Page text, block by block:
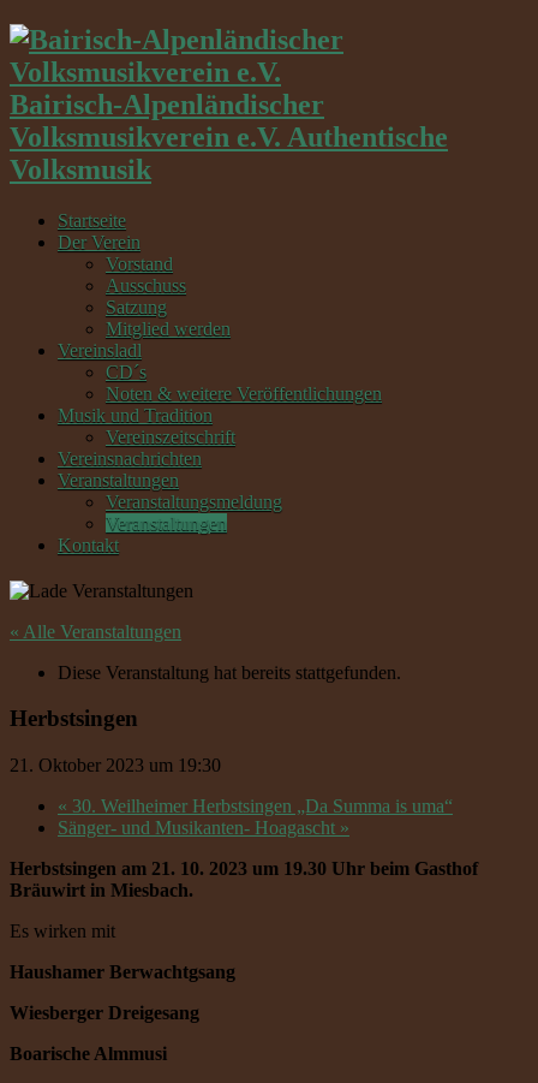
Bairisch-Alpenländischer
Volksmusikverein e.V. Authentische
Volksmusik
Startseite
Der Verein
Vorstand
Ausschuss
Satzung
Mitglied werden
Vereinsladl
CD´s
Noten & weitere Veröffentlichungen
Musik und Tradition
Vereinszeitschrift
Vereinsnachrichten
Veranstaltungen
Veranstaltungsmeldung
Veranstaltungen
Kontakt
« Alle Veranstaltungen
Diese Veranstaltung hat bereits stattgefunden.
Herbstsingen
21. Oktober 2023 um 19:30
« 30. Weilheimer Herbstsingen „Da Summa is uma“
Sänger- und Musikanten- Hoagascht »
Herbstsingen am 21. 10. 2023 um 19.30 Uhr beim Gasthof
Bräuwirt in Miesbach.
Es wirken mit
Haushamer Berwachtgsang
Wiesberger Dreigesang
Boarische Almmusi